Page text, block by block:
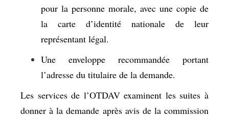
pour la personne morale, avec une copie de
la carte d’identité nationale de leur
représentant légal.
Une enveloppe recommandée portant
l’adresse du titulaire de la demande.
Les services de l’OTDAV examinent les suites à
donner à la demande après avis de la commission